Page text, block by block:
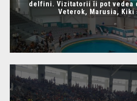
delfini. Vizitatorii îi pot vedea
Veterok, Marusia, Kiki